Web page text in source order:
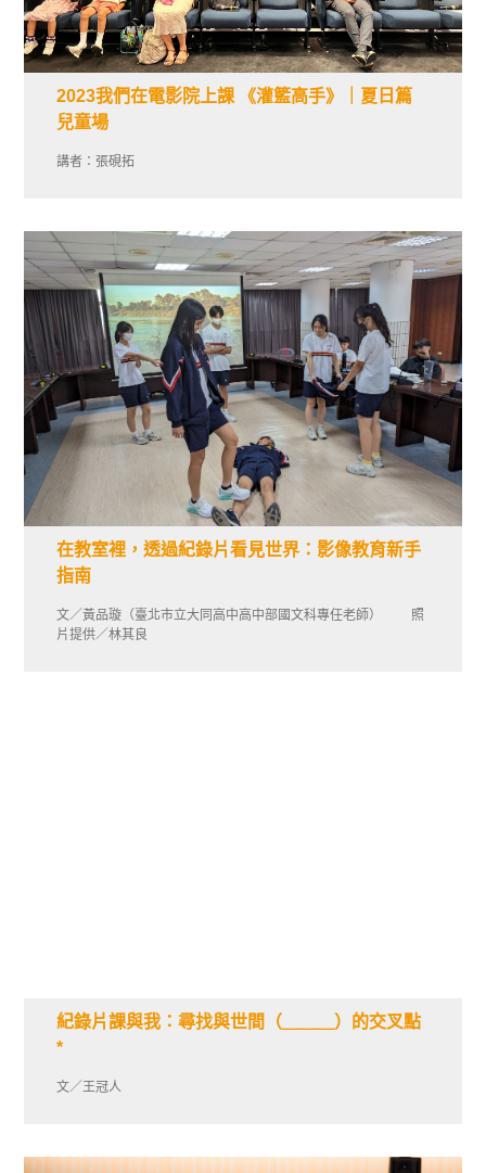
2023我們在電影院上課 《灌籃高手》｜夏日篇
兒童場
講者：張硯拓
在教室裡，透過紀錄片看見世界：影像教育新手
指南
文／黃品璇（臺北市立大同高中高中部國文科專任老師） 照
片提供／林其良
紀錄片課與我：尋找與世間（＿＿＿）的交叉點
*
文／王冠人